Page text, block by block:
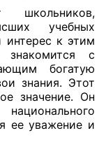
школьников,
учебных
интерес к этим
знакомится с
богатую
знания. Этот
значение. Он
ее уважение и